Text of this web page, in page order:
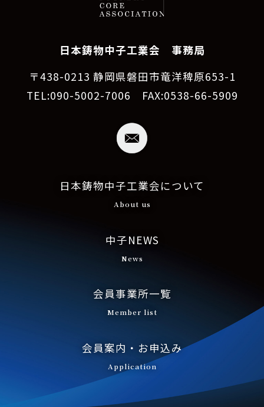
日本鋳物中子工業会 事務局
〒438-0213 静岡県磐田市竜洋稗原653-1
TEL:090-5002-7006 FAX:0538-66-5909
日本鋳物中子工業会について
About us
中子NEWS
News
会員事業所一覧
Member list
会員案内・お申込み
Application